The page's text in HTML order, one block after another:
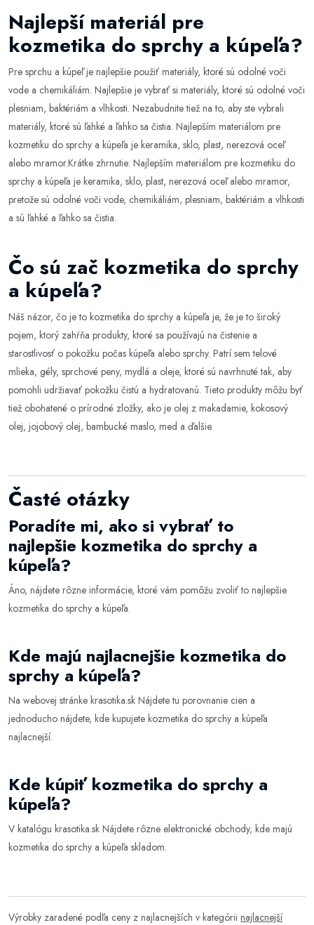
Najlepší materiál pre
kozmetika do sprchy a kúpeľa?
Pre sprchu a kúpeľ je najlepšie použiť materiály, ktoré sú odolné voči
vode a chemikáliám. Najlepšie je vybrať si materiály, ktoré sú odolné voči
plesniam, baktériám a vlhkosti. Nezabudnite tiež na to, aby ste vybrali
materiály, ktoré sú ľahké a ľahko sa čistia. Najlepším materiálom pre
kozmetiku do sprchy a kúpeľa je keramika, sklo, plast, nerezová oceľ
alebo mramor.Krátke zhrnutie: Najlepším materiálom pre kozmetiku do
sprchy a kúpeľa je keramika, sklo, plast, nerezová oceľ alebo mramor,
pretože sú odolné voči vode, chemikáliám, plesniam, baktériám a vlhkosti
a sú ľahké a ľahko sa čistia.
Čo sú zač kozmetika do sprchy
a kúpeľa?
Náš názor, čo je to kozmetika do sprchy a kúpeľa je, že je to široký
pojem, ktorý zahŕňa produkty, ktoré sa používajú na čistenie a
starostlivosť o pokožku počas kúpeľa alebo sprchy. Patrí sem telové
mlieka, gély, sprchové peny, mydlá a oleje, ktoré sú navrhnuté tak, aby
pomohli udržiavať pokožku čistú a hydratovanú. Tieto produkty môžu byť
tiež obohatené o prírodné zložky, ako je olej z makadamie, kokosový
olej, jojobový olej, bambucké maslo, med a ďalšie.
Časté otázky
Poradíte mi, ako si vybrať to
najlepšie kozmetika do sprchy a
kúpeľa?
Áno, nájdete rôzne informácie, ktoré vám pomôžu zvoliť to najlepšie
kozmetika do sprchy a kúpeľa.
Kde majú najlacnejšie kozmetika do
sprchy a kúpeľa?
Na webovej stránke krasotika.sk Nájdete tu porovnanie cien a
jednoducho nájdete, kde kupujete kozmetika do sprchy a kúpeľa
najlacnejší.
Kde kúpiť kozmetika do sprchy a
kúpeľa?
V katalógu krasotika.sk Nájdete rôzne elektronické obchody, kde majú
kozmetika do sprchy a kúpeľa skladom.
Výrobky zaradené podľa ceny z najlacnejších v kategórii najlacnejší